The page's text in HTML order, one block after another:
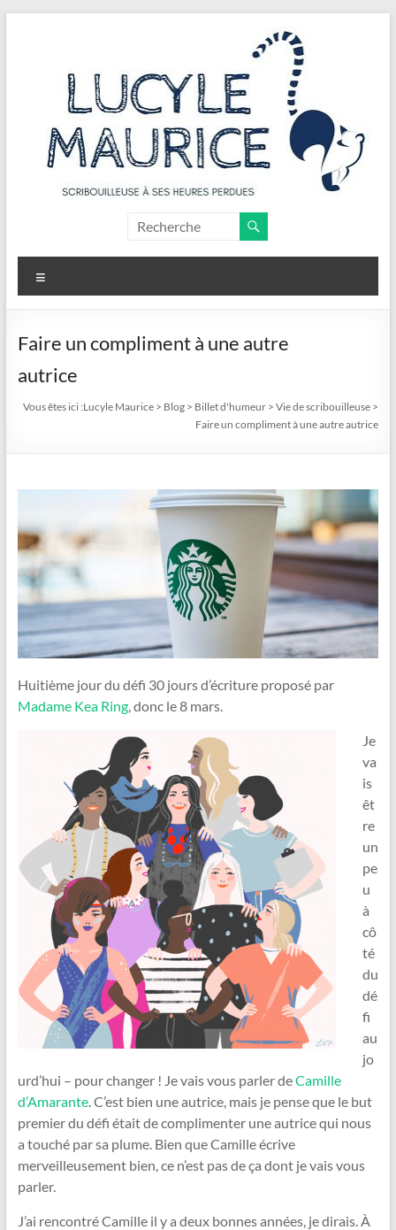
Maurice
Scribouilleuse
ses
perdues
Faire un compliment à une autre
autrice
Vous êtes ici :Lucyle Maurice > Blog > Billet d'humeur >Vie de scribouilleuse >
Faire un compliment à une autre autrice
Huitième jour du défi 30 jours d’écriture proposé par
Madame Kea Ring, donc le 8 mars.
Je
va
is
êt
re
un
pe
u
à
cô
té
du
dé
fi
au
jo
urd’hui – pour changer ! Je vais vous parler deCamille
d’Amarante. C’est bien une autrice, mais je pense que le but
premier du défi était de complimenter une autrice qui nous
a touché par sa plume. Bien que Camille écrive
merveilleusement bien, ce n’est pas de ça dont je vais vous
parler.
J’ai rencontré Camille il y a deux bonnes années, je dirais. À